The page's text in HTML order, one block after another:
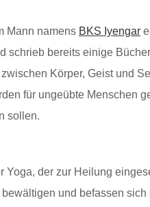
Mann namens BKS Iyengar
schrieb bereits einige
Körper, Geist und
für ungeübte Menschen
sollen.
Yoga, der zur Heilung
und befassen